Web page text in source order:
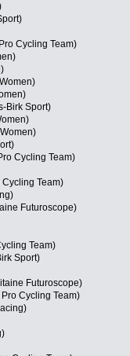
Cycling Team)
Birk Sport)
Cycling Team)
Team)
Futuroscope)
Team)
Sport)
Futuroscope)
Cycling Team)